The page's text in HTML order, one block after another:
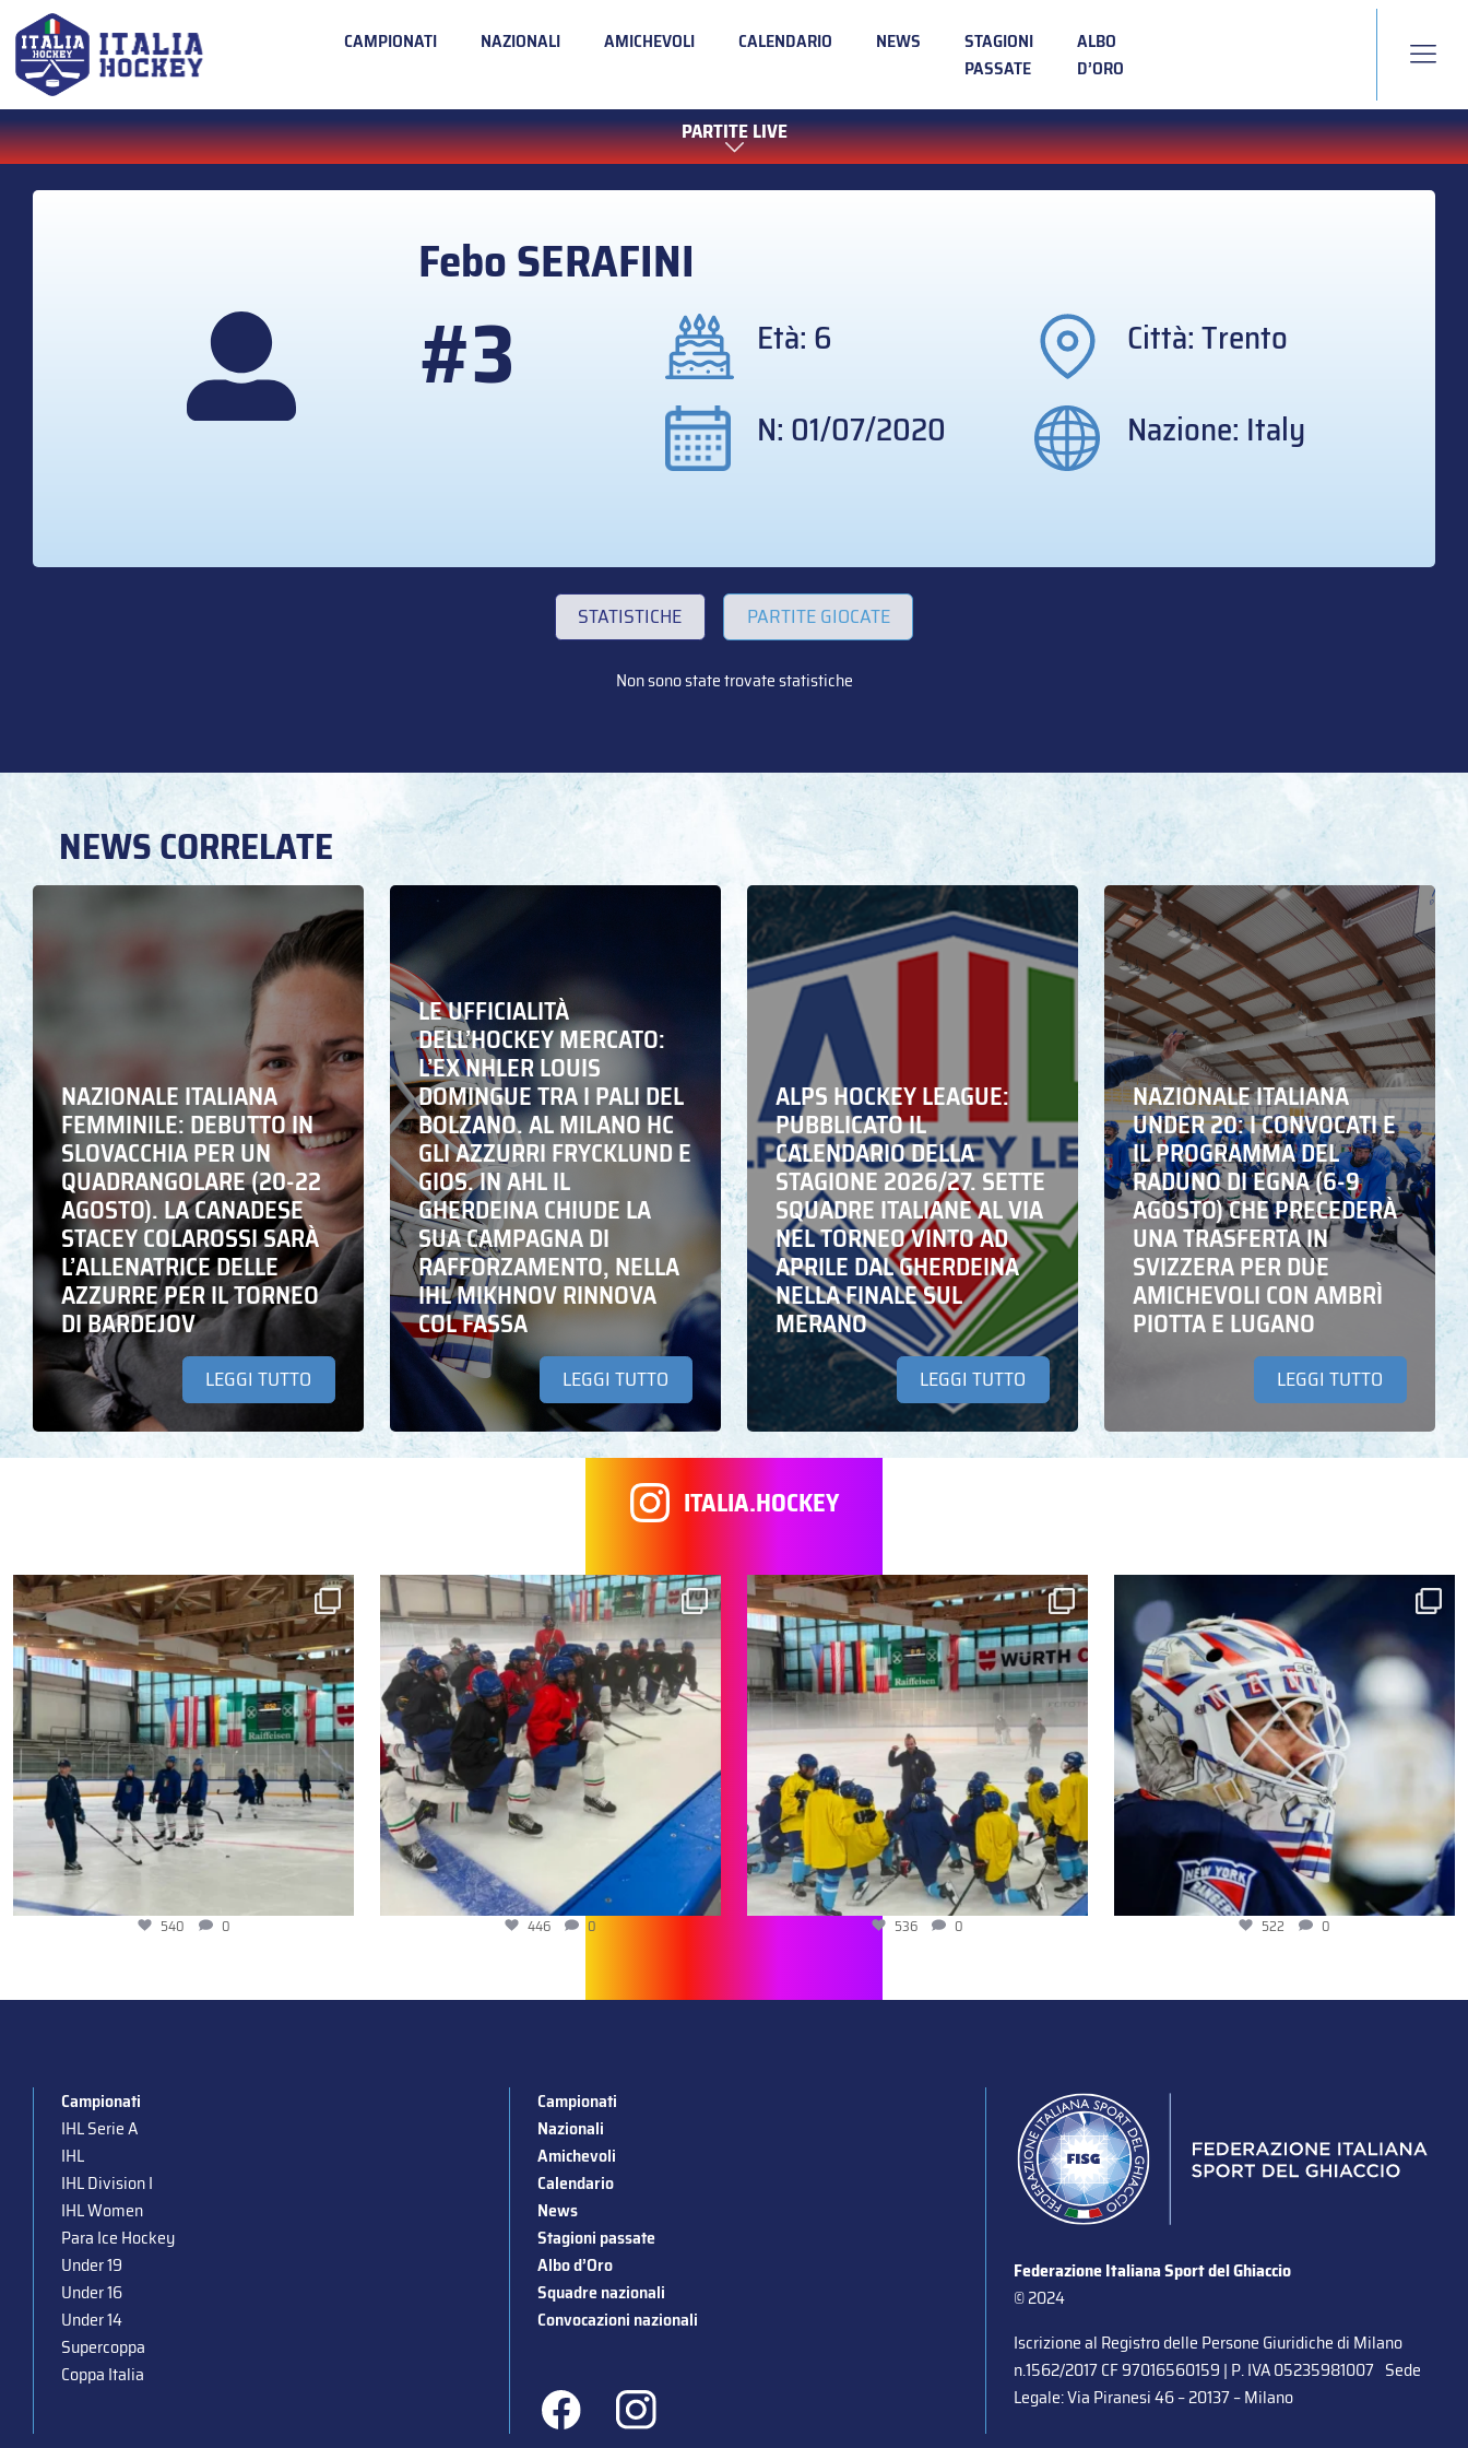
CAMPIONATI NAZIONALI AMICHEVOLI CALENDARIO NEWS
STAGIONI
PASSATE
ALBO
D’ORO
PARTITE LIVE
FeboSERAFINI
#3 Età: 6
Città: Trento
N: 01/07/2020
Nazione: Italy
STATISTICHE PARTITE GIOCATE
Non sono state trovate statistiche
NEWS CORRELATE
NAZIONALE ITALIANA
FEMMINILE: DEBUTTO IN
SLOVACCHIA PER UN
QUADRANGOLARE (20-22
AGOSTO). LA CANADESE
STACEY COLAROSSI SARÀ
L’ALLENATRICE DELLE
AZZURRE PER IL TORNEO
DI BARDEJOV
LEGGI TUTTO
LE UFFICIALITÀ
DELL’HOCKEY MERCATO:
L’EX NHLER LOUIS
DOMINGUE TRA I PALI DEL
BOLZANO. AL MILANO HC
GLI AZZURRI FRYCKLUND E
GIOS. IN AHL IL
GHERDEINA CHIUDE LA
SUA CAMPAGNA DI
RAFFORZAMENTO, NELLA
IHL MIKHNOV RINNOVA
COL FASSA
LEGGI TUTTO
ALPS HOCKEY LEAGUE:
PUBBLICATO IL
CALENDARIO DELLA
STAGIONE 2026/27. SETTE
SQUADRE ITALIANE AL VIA
NEL TORNEO VINTO AD
APRILE DAL GHERDEINA
NELLA FINALE SUL
MERANO
LEGGI TUTTO
NAZIONALE ITALIANA
UNDER 20: I CONVOCATI E
IL PROGRAMMA DEL
RADUNO DI EGNA (6-9
AGOSTO) CHE PRECEDERÀ
UNA TRASFERTA IN
SVIZZERA PER DUE
AMICHEVOLI CON AMBRÌ
PIOTTA E LUGANO
LEGGI TUTTO
ITALIA.HOCKEY
540 0 446 0 536 0 522 0
Campionati
IHL Serie A
IHL
IHL Division I
IHL Women
Para Ice Hockey
Under 19
Under 16
Under 14
Supercoppa
Coppa Italia
Campionati
Nazionali
Amichevoli
Calendario
News
Stagioni passate
Albo d’Oro
Squadre nazionali
Convocazioni nazionali
Federazione Italiana Sport del Ghiaccio
© 2024
Iscrizione al Registro delle Persone Giuridiche di Milano
n.1562/2017 CF 97016560159 | P. IVA 05235981007 Sede
Legale: Via Piranesi 46 – 20137 – Milano